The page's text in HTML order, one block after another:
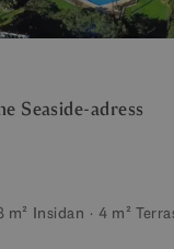
Seaside-adress
m² Insidan 4 m²